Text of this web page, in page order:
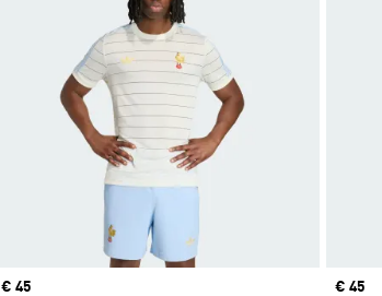
Price
€ 45
Price
€ 45